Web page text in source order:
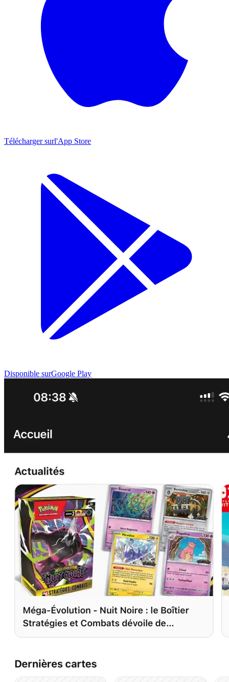
Télécharger surl'App Store
Disponible surGoogle Play